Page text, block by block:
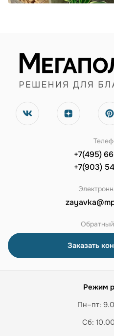
+7(495)
+7(903)
Заказать
Режим
Пн–пт:
Сб: